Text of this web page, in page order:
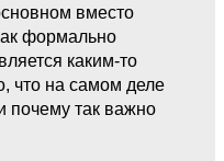
вместо
формально
каким-то
что на самом деле
почему так важно